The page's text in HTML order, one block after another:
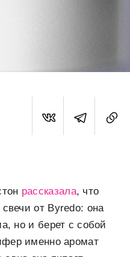
рассказала, что
от Byredo: она
но и берет с собой
именно аромат